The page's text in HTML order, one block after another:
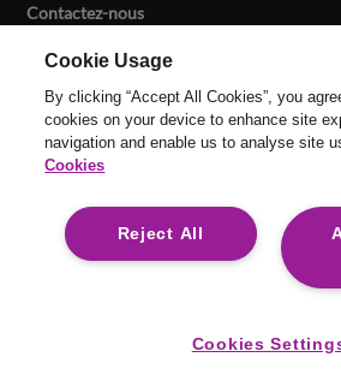
Contactez-nous
© Tous droits réservés Reed & Mackay
réservés.
Conditions Générales
Esclavage moderne
For media
Safecall, ligne d’alerte pour un
Cookie Usage
By clicking “Accept All Cookies”, you
cookies on your device to enhance site
navigation and enable us to analyse site
Cookies
Reject All
Cookies